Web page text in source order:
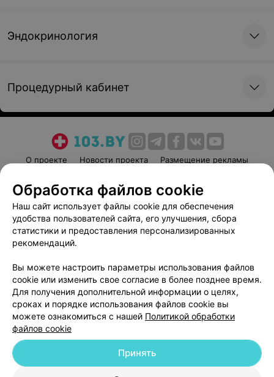
Эндокринология
Процедурный кабинет
О проекте Новости проекта
Размещение рекламы
Пользовательское соглашение
Способы оплаты
Вакансии
Партнеры
Написать руководителю 103.by
Обработка персональных данных
© 2026 ООО «Артокс Лаб», УНП 191700409
| 220012, Республика Беларусь,
Обработка файлов cookie
Наш сайт использует файлы cookie для обеспечения
удобства пользователей сайта, его улучшения, сбора
статистики и предоставления персонализированных
рекомендаций.
Вы можете настроить параметры использования файлов
cookie или изменить свое согласие в более позднее время.
Для получения дополнительной информации о целях,
сроках и порядке использования файлов cookie вы
можете ознакомиться с нашей Политикой обработки
файлов cookie
Принять